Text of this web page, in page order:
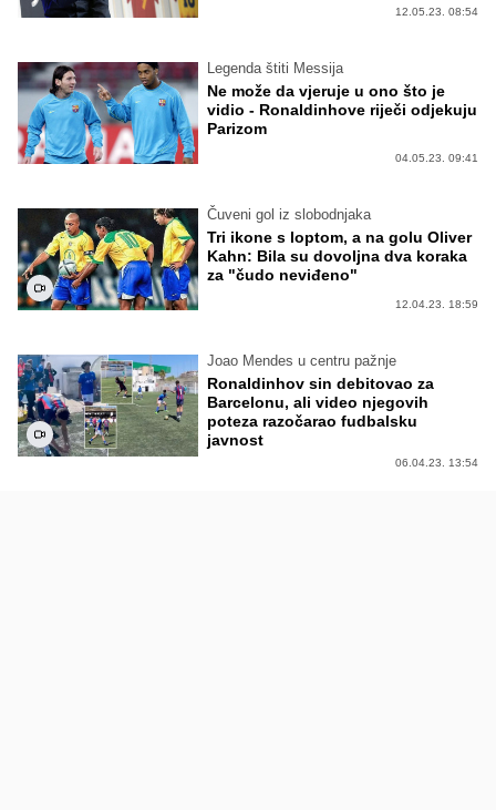
12.05.23. 08:54
Legenda štiti Messija
Ne može da vjeruje u ono što je
vidio - Ronaldinhove riječi odjekuju
Parizom
04.05.23. 09:41
Čuveni gol iz slobodnjaka
Tri ikone s loptom, a na golu Oliver
Kahn: Bila su dovoljna dva koraka
za "čudo neviđeno"
12.04.23. 18:59
Joao Mendes u centru pažnje
Ronaldinhov sin debitovao za
Barcelonu, ali video njegovih
poteza razočarao fudbalsku
javnost
06.04.23. 13:54